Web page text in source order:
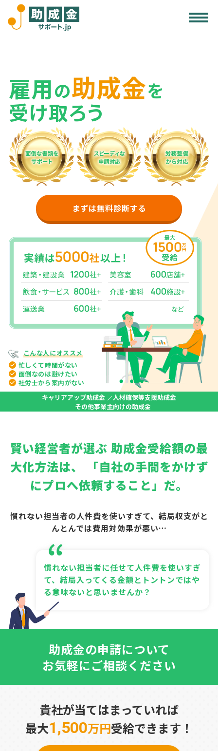
受給事例
雇用の助成金を
受け取ろう
まずは無料診断する
こんな人にオススメ
忙しくて時間がない
面倒なのは避けたい
社労士から案内がない
キャリアアップ助成金
人材確保等支援助成金
その他事業主向けの助成金
賢い経営者が選ぶ 助成金受給額の最
大化方法は、
「自社の手間をかけず
にプロへ依頼すること」だ。
慣れない担当者の人件費を使いすぎて、結局収支がと
んとんでは費用対効果が悪い…
慣れない担当者に任せて人件費を使いすぎ
て、結局入ってくる金額とトントンではや
る意味ないと思いませんか？
助成金の申請について
お気軽にご相談ください
貴社が当てはまっていれば
最大1,500万円受給できます！